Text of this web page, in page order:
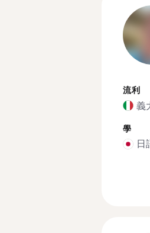
流利
義
學
日